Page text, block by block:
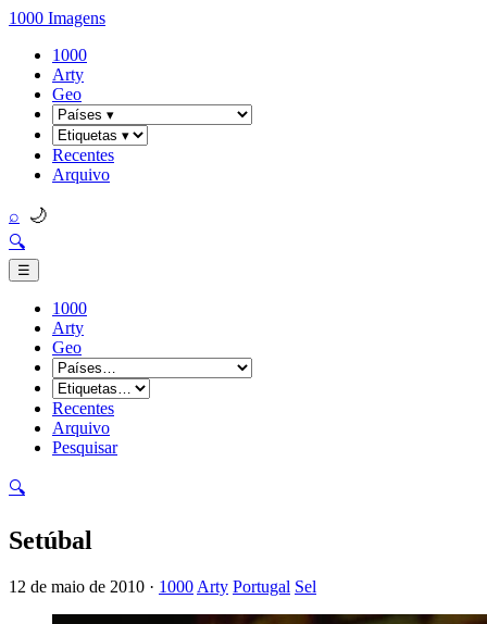
1000 Imagens
1000
Arty
Geo
Recentes
Arquivo
⌕ 🌙
🔍
☰
1000
Arty
Geo
Recentes
Arquivo
Pesquisar
🔍
Setúbal
12 de maio de 2010 · 1000 Arty Portugal Sel